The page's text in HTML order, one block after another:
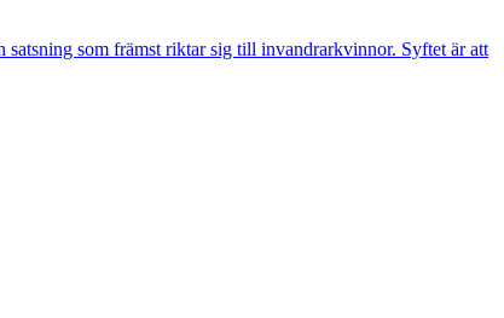
som främst riktar sig till invandrarkvinnor. Syftet är att